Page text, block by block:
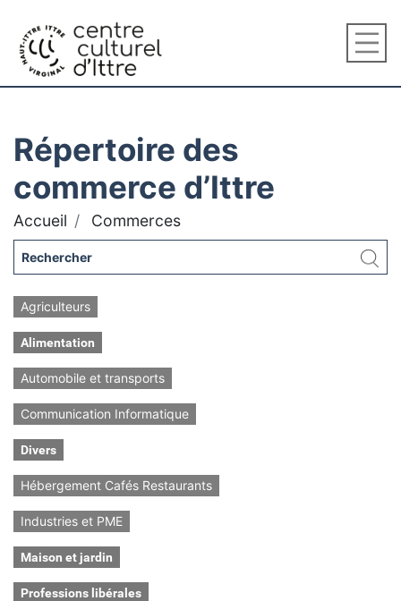
Répertoire des
commerce d’Ittre
Accueil Commerces
Agriculteurs
Alimentation
Automobile et transports
Communication Informatique
Divers
Hébergement Cafés Restaurants
Industries et PME
Maison et jardin
Professions libérales